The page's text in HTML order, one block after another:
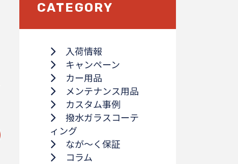
CATEGORY
入荷情報
キャンペーン
カー用品
メンテナンス用品
カスタム事例
撥水ガラスコーテ
ィング
なが～く保証
コラム